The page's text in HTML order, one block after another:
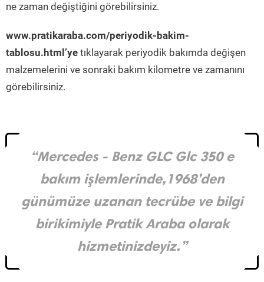
ne zaman değiştiğini görebilirsiniz.
www.pratikaraba.com/periyodik-bakim-
tablosu.html’ye tıklayarak periyodik bakımda değişen
malzemelerini ve sonraki bakım kilometre ve zamanını
görebilirsiniz.
“Mercedes - Benz GLC Glc 350 e
bakım işlemlerinde,1968’den
günümüze uzanan tecrübe ve bilgi
birikimiyle Pratik Araba olarak
hizmetinizdeyiz.”